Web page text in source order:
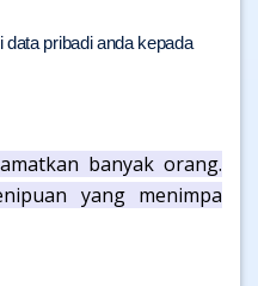
pribadi anda kepada
banyak orang.
yang menimpa